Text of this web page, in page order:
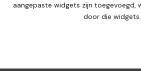
aangepaste widgets zijn toegevoegd,
door die widgets.